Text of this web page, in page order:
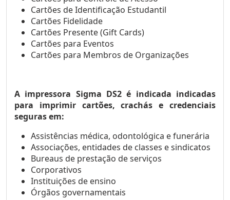
Cartões de Identificação Estudantil
Cartões Fidelidade
Cartões Presente (Gift Cards)
Cartões para Eventos
Cartões para Membros de Organizações
A impressora Sigma DS2 é indicada indicadas
para imprimir cartões, crachás e credenciais
seguras em:
Assistências médica, odontológica e funerária
Associações, entidades de classes e sindicatos
Bureaus de prestação de serviços
Corporativos
Instituições de ensino
Órgãos governamentais